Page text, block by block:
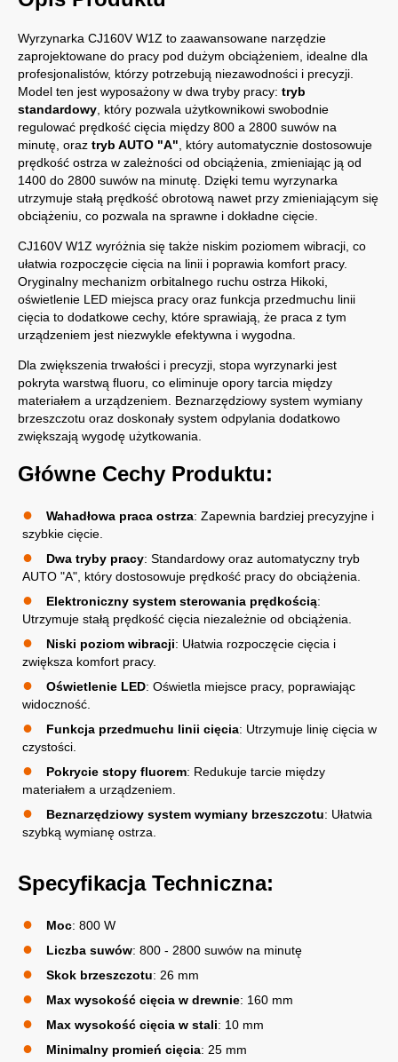
Wyrzynarka CJ160V W1Z to zaawansowane narzędzie
zaprojektowane do pracy pod dużym obciążeniem, idealne dla
profesjonalistów, którzy potrzebują niezawodności i precyzji.
Model ten jest wyposażony w dwa tryby pracy: tryb
standardowy, który pozwala użytkownikowi swobodnie
regulować prędkość cięcia między 800 a 2800 suwów na
minutę, oraz tryb AUTO "A", który automatycznie dostosowuje
prędkość ostrza w zależności od obciążenia, zmieniając ją od
1400 do 2800 suwów na minutę. Dzięki temu wyrzynarka
utrzymuje stałą prędkość obrotową nawet przy zmieniającym się
obciążeniu, co pozwala na sprawne i dokładne cięcie.
CJ160V W1Z wyróżnia się także niskim poziomem wibracji, co
ułatwia rozpoczęcie cięcia na linii i poprawia komfort pracy.
Oryginalny mechanizm orbitalnego ruchu ostrza Hikoki,
oświetlenie LED miejsca pracy oraz funkcja przedmuchu linii
cięcia to dodatkowe cechy, które sprawiają, że praca z tym
urządzeniem jest niezwykle efektywna i wygodna.
Dla zwiększenia trwałości i precyzji, stopa wyrzynarki jest
pokryta warstwą fluoru, co eliminuje opory tarcia między
materiałem a urządzeniem. Beznarzędziowy system wymiany
brzeszczotu oraz doskonały system odpylania dodatkowo
zwiększają wygodę użytkowania.
Główne Cechy Produktu:
Wahadłowa praca ostrza: Zapewnia bardziej precyzyjne i
szybkie cięcie.
Dwa tryby pracy: Standardowy oraz automatyczny tryb
AUTO "A", który dostosowuje prędkość pracy do obciążenia.
Elektroniczny system sterowania prędkością:
Utrzymuje stałą prędkość cięcia niezależnie od obciążenia.
Niski poziom wibracji: Ułatwia rozpoczęcie cięcia i
zwiększa komfort pracy.
Oświetlenie LED: Oświetla miejsce pracy, poprawiając
widoczność.
Funkcja przedmuchu linii cięcia: Utrzymuje linię cięcia w
czystości.
Pokrycie stopy fluorem: Redukuje tarcie między
materiałem a urządzeniem.
Beznarzędziowy system wymiany brzeszczotu: Ułatwia
szybką wymianę ostrza.
Specyfikacja Techniczna:
Moc: 800 W
Liczba suwów: 800 - 2800 suwów na minutę
Skok brzeszczotu: 26 mm
Max wysokość cięcia w drewnie: 160 mm
Max wysokość cięcia w stali: 10 mm
Minimalny promień cięcia: 25 mm